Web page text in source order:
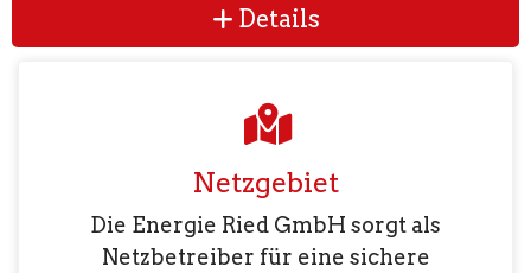
Netzgebiet
Die Energie Ried GmbH sorgt als
Netzbetreiber für eine sichere
Details